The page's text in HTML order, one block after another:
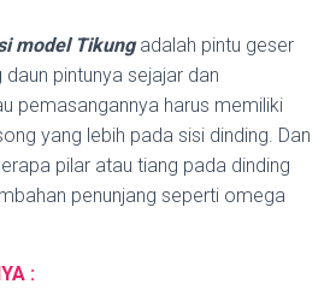
model Tikungadalah pintu geser
pintunya sejajar dan
pemasangannya harus memiliki
yang lebih pada sisi dinding. Dan
pilar atau tiang pada dinding
penunjang seperti omega
: